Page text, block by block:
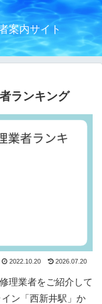
案内サイト
ランキング
2022.10.20 2026.07.20
理業者をご紹介して
ン「西新井駅」か